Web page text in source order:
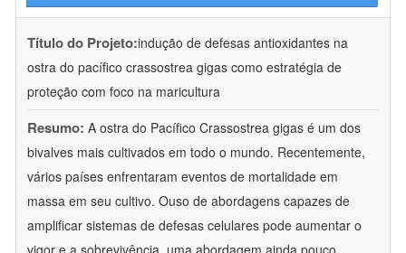
Título do Projeto:indução de defesas antioxidantes na
ostra do pacífico crassostrea gigas como estratégia de
proteção com foco na maricultura
Resumo: A ostra do Pacífico Crassostrea gigas é um dos
bivalves mais cultivados em todo o mundo. Recentemente,
vários países enfrentaram eventos de mortalidade em
massa em seu cultivo. Ouso de abordagens capazes de
amplificar sistemas de defesas celulares pode aumentar o